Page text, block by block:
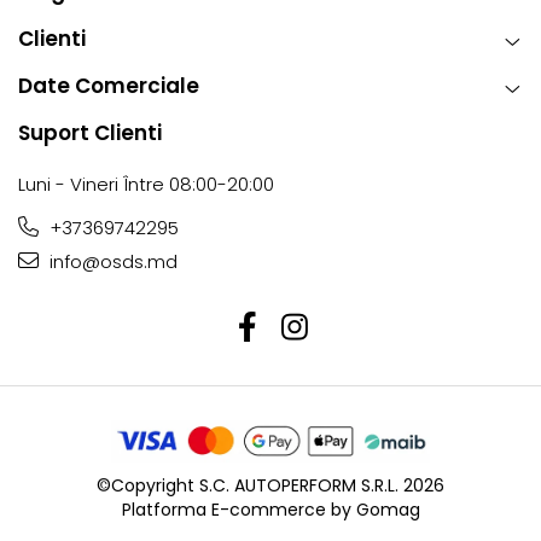
Clienti
Date Comerciale
Suport Clienti
Luni - Vineri Între 08:00-20:00
+37369742295
info@osds.md
©Copyright S.C. AUTOPERFORM S.R.L. 2026
Platforma E-commerce by Gomag